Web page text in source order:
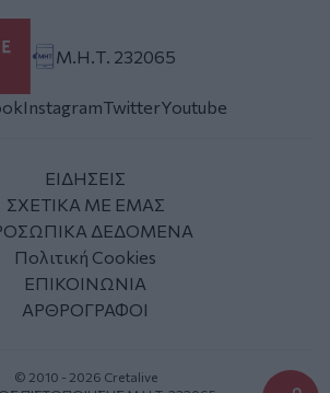
Μ.Η.Τ. 232065
InstagramTwitterYoutube
ΕΙΔΗΣΕΙΣ
ΣΧΕΤΙΚΑ ΜΕ ΕΜΑΣ
ΔΕΔΟΜΕΝΑ
Πολιτική Cookies
ΕΠΙΚΟΙΝΩΝΙΑ
ΑΡΘΡΟΓΡΑΦΟΙ
© 2010 - 2026 Cretalive